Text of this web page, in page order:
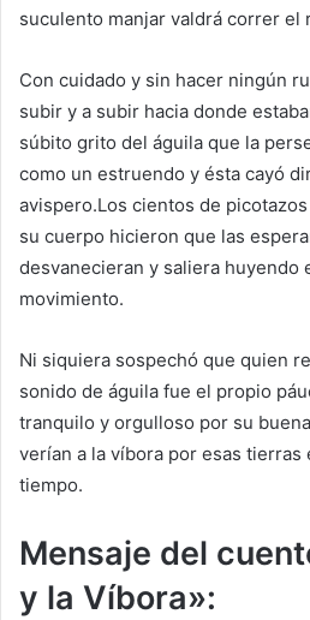
suculento manjar valdrá correr el
Con cuidado y sin hacer ningún
subir y a subir hacia donde
súbito grito del águila que la
como un estruendo y ésta cayó
avispero.Los cientos de
su cuerpo hicieron que las
desvanecieran y saliera huyendo
movimiento.
Ni siquiera sospechó que quien
sonido de águila fue el propio
tranquilo y orgulloso por su
verían a la víbora por esas tierras
tiempo.
Mensaje del
y la Víbora»: